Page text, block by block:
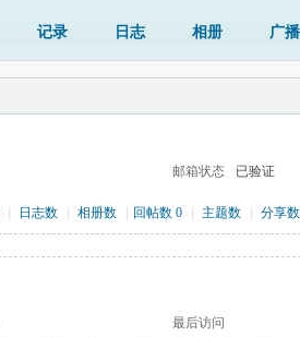
记录 日志 相册 广播
邮箱状态 已验证
日志数 相册数 回帖数 0 主题数 分享数
最后访问